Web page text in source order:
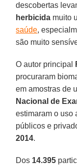
descobertas
herbicida muito
saúde,
são muito
O autor principal
procuraram
em amostras de
Nacional de
estimaram o uso
públicos e
2014.
Dos 14.395